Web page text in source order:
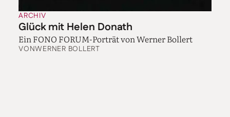
ARCHIV
Glück mit Helen Donath
Ein FONO FORUM-Porträt von Werner Bollert
VONWERNER BOLLERT